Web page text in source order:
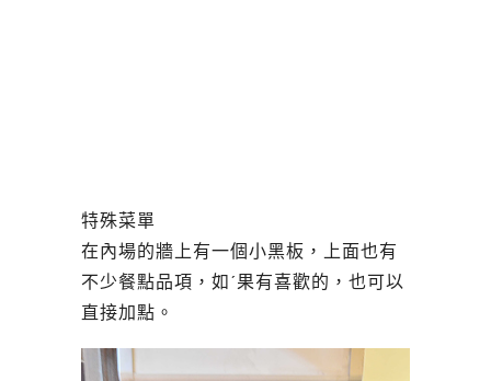
特殊菜單
在內場的牆上有一個小黑板，上面也有
不少餐點品項，如ˊ果有喜歡的，也可以
直接加點。